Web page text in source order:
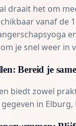
draait het om
vanaf de
je snel weer
Bereid je
biedt zowel
in